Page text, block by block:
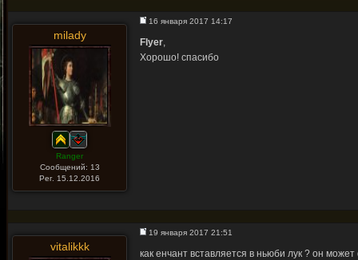
milady
Ranger
Сообщений: 13
Рег. 15.12.2016
16 января 2017 14:17
Flyer,
Хорошо! спасибо
vitalikkk
19 января 2017 21:51
как енчант вставляется в ньюби лук ? он